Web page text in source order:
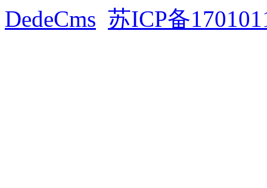
DedeCms 苏ICP备